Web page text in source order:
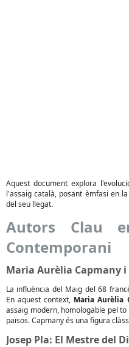
Aquest document explora
l'assaig català, posant èmfasi en
del seu llegat.
Autors Clau
Contemporani
Maria Aurèlia Capmany
La influència del Maig del 68
En aquest context, Maria Aurèlia
assaig modern, homologable pel
països. Capmany és una figura
Josep Pla: El Mestre del